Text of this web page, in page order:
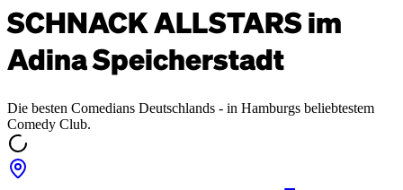
SCHNACK ALLSTARS im
Adina Speicherstadt
Die besten Comedians Deutschlands - in Hamburgs beliebtestem
Comedy Club.